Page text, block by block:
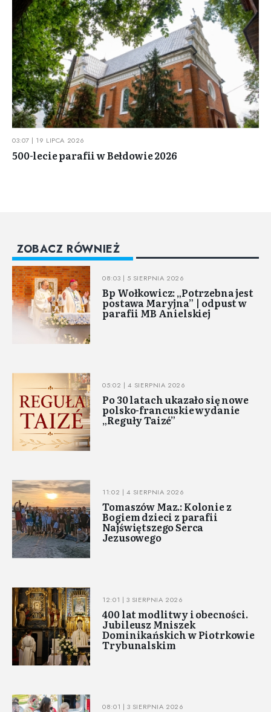
03:07 | 19 LIPCA 2026
500-lecie parafii w Bełdowie 2026
ZOBACZ RÓWNIEŻ
08:03 | 5 SIERPNIA 2026
Bp Wołkowicz: „Potrzebna jest
postawa Maryjna” | odpust w
parafii MB Anielskiej
05:02 | 4 SIERPNIA 2026
Po 30 latach ukazało się nowe
polsko-francuskie wydanie
„Reguły Taizé”
11:02 | 4 SIERPNIA 2026
Tomaszów Maz.: Kolonie z
Bogiem dzieci z parafii
Najświętszego Serca
Jezusowego
12:01 | 3 SIERPNIA 2026
400 lat modlitwy i obecności.
Jubileusz Mniszek
Dominikańskich w Piotrkowie
Trybunalskim
08:01 | 3 SIERPNIA 2026